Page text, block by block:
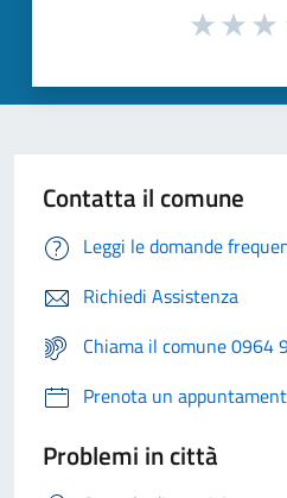
Contatta il comune
Leggi le domande
Richiedi Assistenza
Chiama il comune 0964
Prenota un
Problemi in città